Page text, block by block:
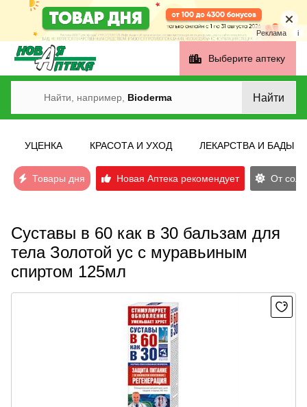
Реклама i
Выберите аптеку
Найти, например, Bioderma Найти
УЦЕНКА КРАСОТА И УХОД ЛЕКАРСТВА И БАДЫ
Товары дня Новая Аптека рекомендует От
Суставы в 60 как в 30 бальзам для
тела Золотой ус с муравьиным
спиртом 125мл